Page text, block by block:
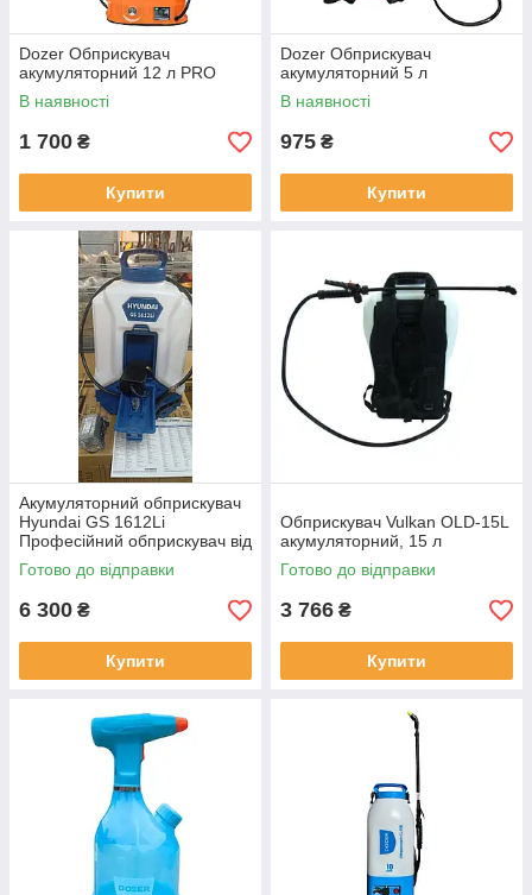
Dozer Обприскувач
акумуляторний 12 л PRO
В наявності
1 700 ₴
Купити
Dozer Обприскувач
акумуляторний 5 л
В наявності
975 ₴
Купити
Акумуляторний обприскувач
Hyundai GS 1612Li
Професійний обприскувач від
шкідників
Готово до відправки
6 300 ₴
Купити
Обприскувач Vulkan OLD-15L
акумуляторний, 15 л
Готово до відправки
3 766 ₴
Купити